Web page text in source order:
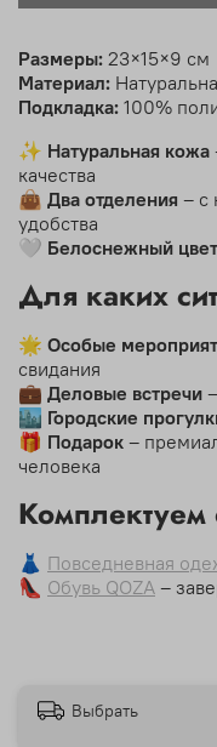
Размеры: 23×15×9 см
Материал:
Подкладка: 100%
✨ Натуральная кожа
качества
👜 Два отделения – с
удобства
🤍 Белоснежный цвет
Для каких
🌟 Особые
свидания
💼 Деловые встречи
🏙️ Городские
🎁 Подарок –
человека
Комплектуем
👗 Повседневная
👠 Обувь QOZA –
Выбрать